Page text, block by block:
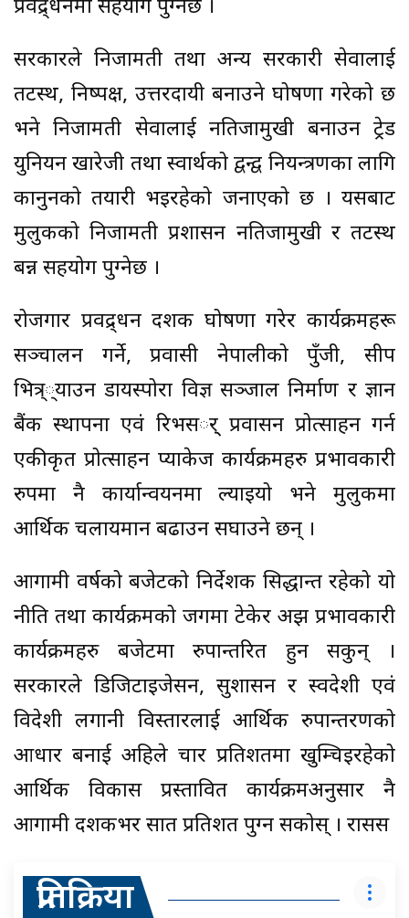
प्रवद्र्धनमा सहयोग पुग्नेछ ।
सरकारले निजामती तथा अन्य सरकारी सेवालाई
तटस्थ, निष्पक्ष, उत्तरदायी बनाउने घोषणा गरेको छ
भने निजामती सेवालाई नतिजामुखी बनाउन ट्रेड
युनियन खारेजी तथा स्वार्थको द्वन्द्व नियन्त्रणका लागि
कानुनको तयारी भइरहेको जनाएको छ । यसबाट
मुलुकको निजामती प्रशासन नतिजामुखी र तटस्थ
बन्न सहयोग पुग्नेछ ।
रोजगार प्रवद्र्धन दशक घोषणा गरेर कार्यक्रमहरू
सञ्चालन गर्ने, प्रवासी नेपालीको पुँजी, सीप
भित्र््याउन डायस्पोरा विज्ञ सञ्जाल निर्माण र ज्ञान
बैंक स्थापना एवं रिभसर्् प्रवासन प्रोत्साहन गर्न
एकीकृत प्रोत्साहन प्याकेज कार्यक्रमहरु प्रभावकारी
रुपमा नै कार्यान्वयनमा ल्याइयो भने मुलुकमा
आर्थिक चलायमान बढाउन सघाउने छन् ।
आगामी वर्षको बजेटको निर्देशक सिद्धान्त रहेको यो
नीति तथा कार्यक्रमको जगमा टेकेर अझ प्रभावकारी
कार्यक्रमहरु बजेटमा रुपान्तरित हुन सकुन् ।
सरकारले डिजिटाइजेसन, सुशासन र स्वदेशी एवं
विदेशी लगानी विस्तारलाई आर्थिक रुपान्तरणको
आधार बनाई अहिले चार प्रतिशतमा खुम्चिइरहेको
आर्थिक विकास प्रस्तावित कार्यक्रमअनुसार नै
आगामी दशकभर सात प्रतिशत पुग्न सकोस् । रासस
प्रतिक्रिया